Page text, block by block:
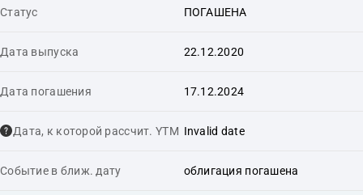
Статус ПОГАШЕНА
Дата выпуска 22.12.2020
Дата погашения 17.12.2024
Дата, к которой рассчит. YTM Invalid date
Событие в ближ. дату облигация погашена